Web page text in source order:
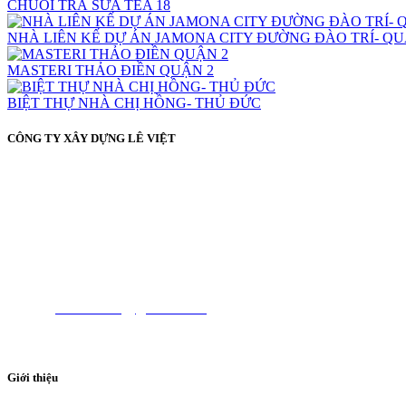
CHUỖI TRÀ SỮA TEA 18
NHÀ LIÊN KẾ DỰ ÁN JAMONA CITY ĐƯỜNG ĐÀO TRÍ-
MASTERI THẢO ĐIỀN QUẬN 2
BIỆT THỰ NHÀ CHỊ HỒNG- THỦ ĐỨC
CÔNG TY XÂY DỰNG LÊ VIỆT
Giới thiệu